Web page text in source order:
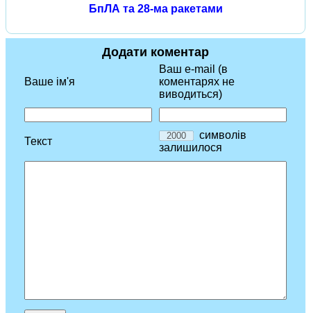
БпЛА та 28-ма ракетами
Додати коментар
Ваше ім'я
Ваш e-mail (в
коментарях не
виводиться)
Текст
символів
залишилося